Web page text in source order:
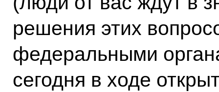
решения этих
федеральными
сегодня в ходе